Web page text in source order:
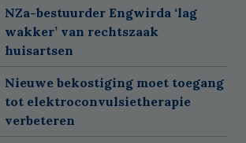
NZa-bestuurder Engwirda ‘lag
wakker’ van rechtszaak
huisartsen
Nieuwe bekostiging moet toegang
tot elektroconvulsietherapie
verbeteren